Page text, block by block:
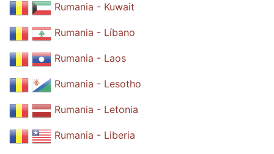
Rumania - Kuwait
Rumania - Líbano
Rumania - Laos
Rumania - Lesotho
Rumania - Letonia
Rumania - Liberia